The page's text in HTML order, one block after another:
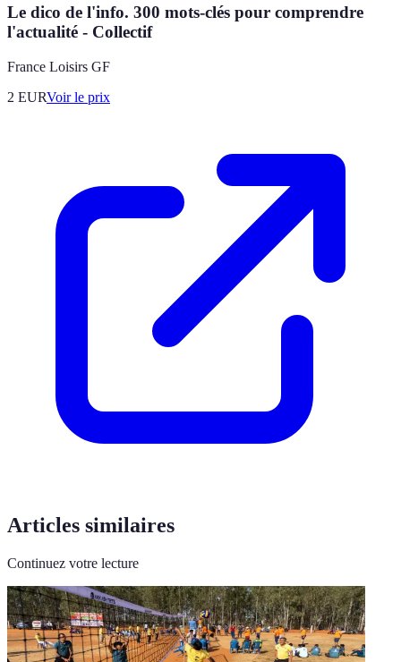
Le dico de l'info. 300 mots-clés pour comprendre
l'actualité - Collectif
France Loisirs GF
2 EURVoir le prix
Articles similaires
Continuez votre lecture